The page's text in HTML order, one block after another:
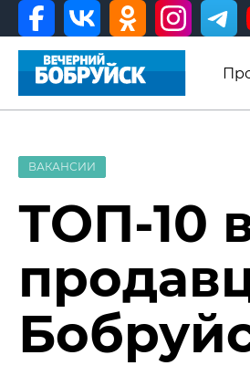
ВАКАНСИИ
ТОП-10